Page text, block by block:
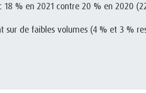
% en 2021 contre 20 % en 2020
sur de faibles volumes (4 % et 3 %